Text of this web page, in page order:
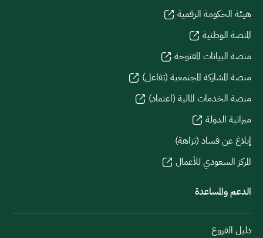
هيئة الحكومة الرقمية
المنصة الوطنية
منصة البيانات المفتوحة
منصة المشاركة المجتمعية (تفاعل)
منصة الخدمات المالية (اعتماد)
ميزانية الدولة
إبلاغ عن فساد (نزاهة)
المركز السعودي للأعمال
الدعم والمساعدة
دليل الفروع